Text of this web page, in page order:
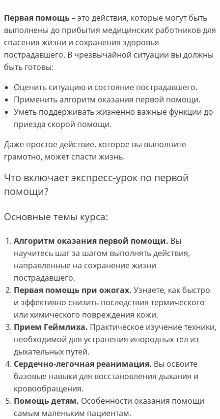
Первая помощь– это действия, которые могут быть
выполнены до прибытия медицинских работников для
спасения жизни и сохранения здоровья
пострадавшего. В чрезвычайной ситуации вы должны
быть готовы:
Оценить ситуацию и состояние пострадавшего.
Применить алгоритм оказания первой помощи.
Уметь поддерживать жизненно важные функции до
приезда скорой помощи.
Даже простое действие, которое вы выполните
грамотно, может спасти жизнь.
Что включает экспресс-урок по первой
помощи?
Основные темы курса:
Алгоритм оказания первой помощи. Вы
научитесь шаг за шагом выполнять действия,
направленные на сохранение жизни
пострадавшего.
Первая помощь при ожогах. Узнаете, как быстро
и эффективно снизить последствия термического
или химического повреждения кожи.
Прием Геймлиха. Практическое изучение техники,
необходимой для устранения инородных тел из
дыхательных путей.
Сердечно-легочная реанимация. Вы освоите
базовые навыки для восстановления дыхания и
кровообращения.
Помощь детям. Особенности оказания помощи
самым маленьким пациентам.